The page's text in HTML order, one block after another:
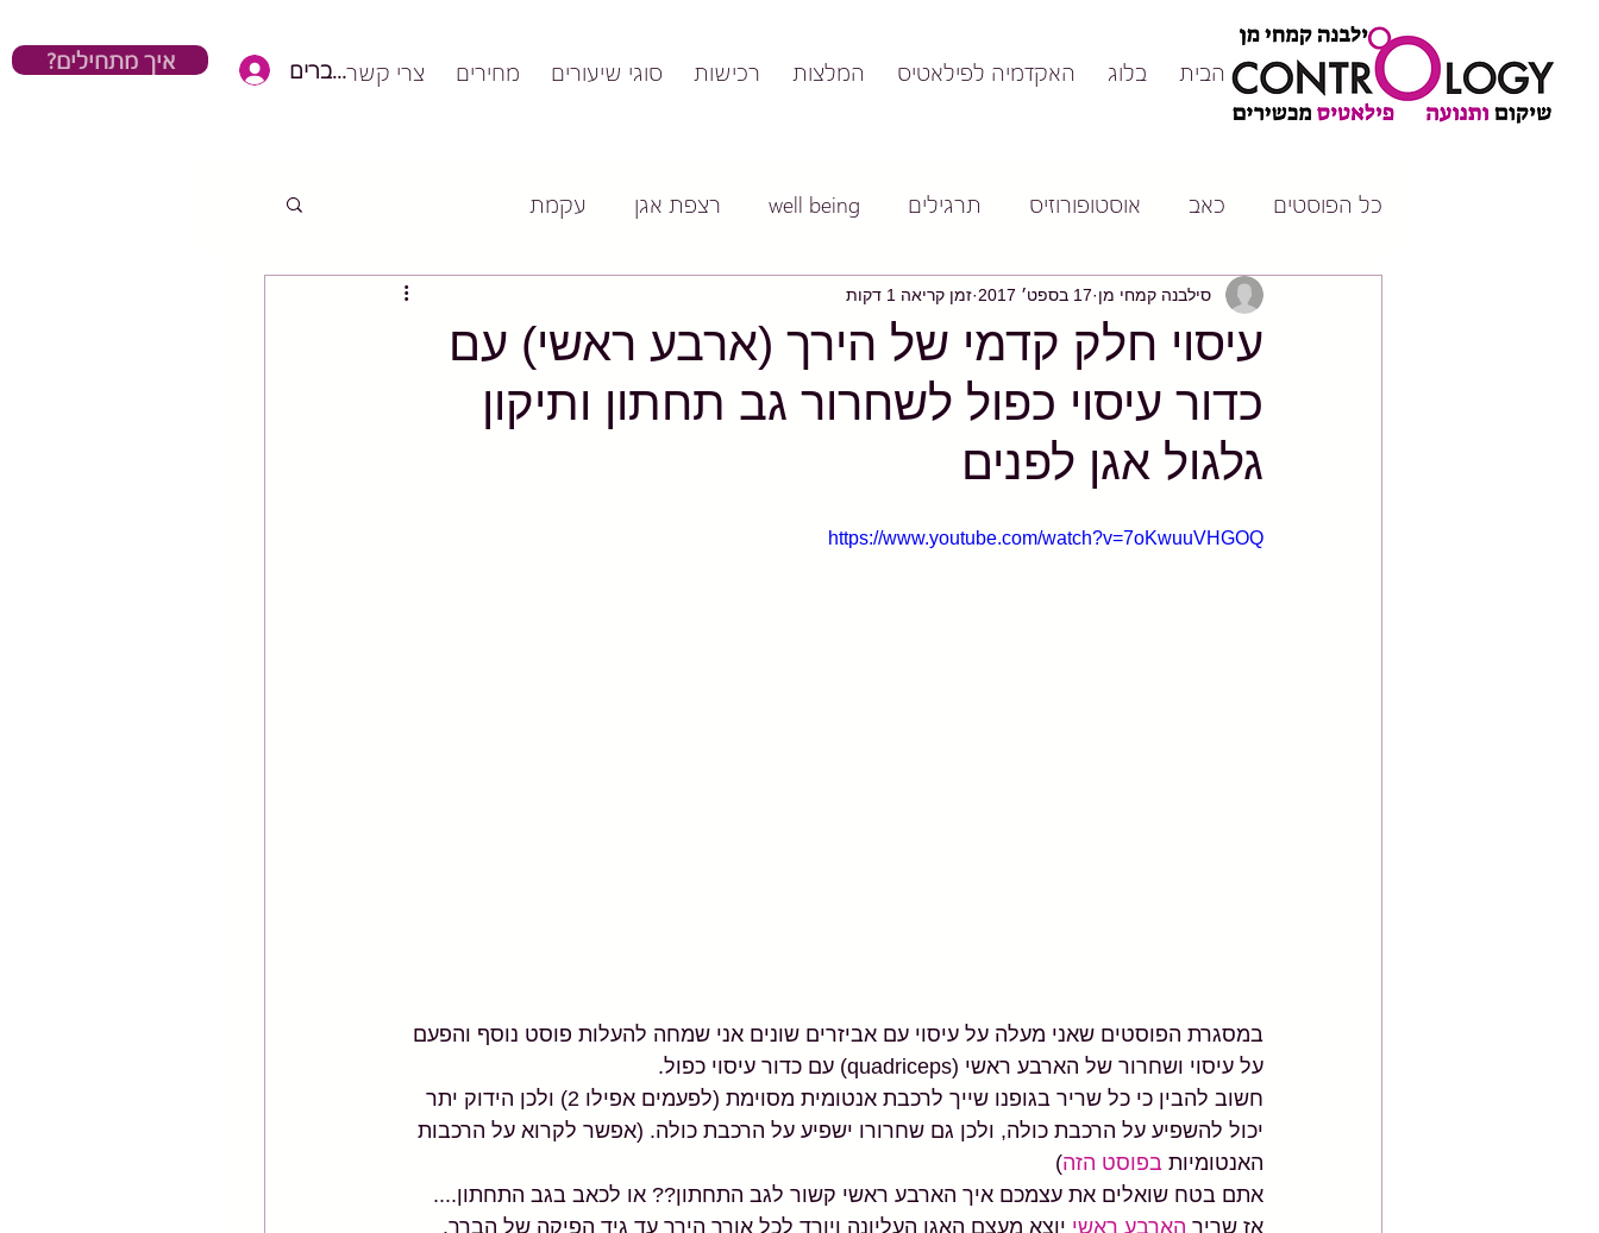
?איך מתחילים כניסת חברים דף הבית בלוג האקדמיה לפילאטיס המלצות רכישות סוגי שיעורים מחירים צרי קשר
כל הפוסטים כאב אוסטופורוזיס תרגילים well being רצפת אגן עקמת
עיסוי חלק קדמי של הירך (ארבע ראשי) עם
כדור עיסוי כפול לשחרור גב תחתון ותיקון
גלגול אגן לפנים
סילבנה קמחי מן 17 בספט׳ 2017 זמן קריאה 1 דקות
https://www.youtube.com/watch?v=7oKwuuVHGOQ
במסגרת הפוסטים שאני מעלה על עיסוי עם אביזרים שונים אני שמחה להעלות פוסט נוסף והפעם
על עיסוי ושחרור של הארבע ראשי (quadriceps) עם כדור עיסוי כפול.
חשוב להבין כי כל שריר בגופנו שייך לרכבת אנטומית מסוימת (לפעמים אפילו 2) ולכן הידוק יתר
יכול להשפיע על הרכבת כולה, ולכן גם שחרורו ישפיע על הרכבת כולה. (אפשר לקרוא על הרכבות
האנטומיות בפוסט הזה)
אתם בטח שואלים את עצמכם איך הארבע ראשי קשור לגב התחתון?? או לכאב בגב התחתון....
אז שריר הארבע ראשי יוצא מעצם האגן העליונה ויורד לכל אורך הירך עד גיד הפיקה של הברך.